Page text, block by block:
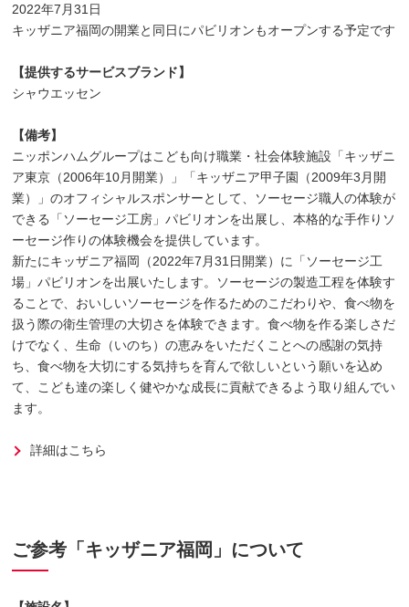
2022年7月31日
キッザニア福岡の開業と同日にパビリオンもオープンする予定です
【提供するサービスブランド】
シャウエッセン
【備考】
ニッポンハムグループはこども向け職業・社会体験施設「キッザニ
ア東京（2006年10月開業）」「キッザニア甲子園（2009年3月開
業）」のオフィシャルスポンサーとして、ソーセージ職人の体験が
できる「ソーセージ工房」パビリオンを出展し、本格的な手作りソ
ーセージ作りの体験機会を提供しています。
新たにキッザニア福岡（2022年7月31日開業）に「ソーセージ工
場」パビリオンを出展いたします。ソーセージの製造工程を体験す
ることで、おいしいソーセージを作るためのこだわりや、食べ物を
扱う際の衛生管理の大切さを体験できます。食べ物を作る楽しさだ
けでなく、生命（いのち）の恵みをいただくことへの感謝の気持
ち、食べ物を大切にする気持ちを育んで欲しいという願いを込め
て、こども達の楽しく健やかな成長に貢献できるよう取り組んでい
ます。
詳細はこちら
ご参考「キッザニア福岡」について